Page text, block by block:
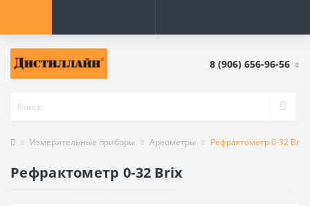
8 (906) 656-96-56
Измерительные приборы Ареометры Рефрактометр 0-32 Brix
Рефрактометр 0-32 Brix